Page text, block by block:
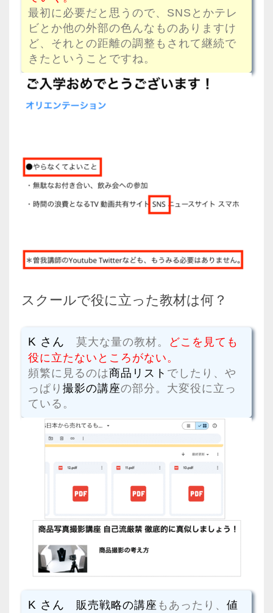
最初に必要だと思うので、SNSとかテレ
ビとか他の外部の色んなものありますけ
ど、それとの距離の調整もされて継続で
きたということですね。
スクールで役に立った教材は何？
K さん 莫大な量の教材。 どこを見ても
役に立たないところがない。
頻繁に見るのは商品リスト でしたり、や
っぱり 撮影の講座の部分。大変役に立っ
ている。
K さん 販売戦略の講座 もあったり、 値